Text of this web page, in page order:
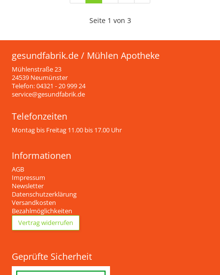
Seite 1 von 3
gesundfabrik.de / Mühlen Apotheke
Mühlenstraße 23
24539 Neumünster
Telefon: 04321 - 20 999 24
service@gesundfabrik.de
Telefonzeiten
Montag bis Freitag 11.00 bis 17.00 Uhr
Informationen
AGB
Impressum
Newsletter
Datenschutzerklärung
Versandkosten
Bezahlmöglichkeiten
Vertrag widerrufen
Geprüfte Sicherheit